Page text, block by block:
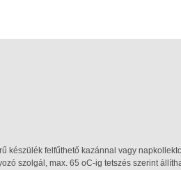
készülék felfűthető kazánnal vagy
szolgál, max. 65 oC-ig tetszés szerint